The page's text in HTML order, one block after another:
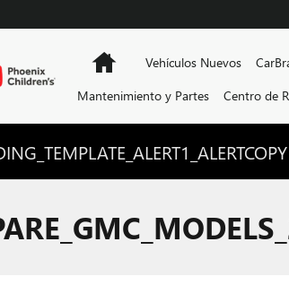
Vehículos Nuevos
Mantenimiento y Partes
Centro de